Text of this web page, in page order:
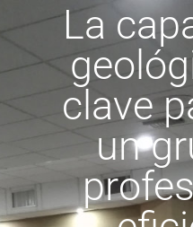
La
clave
un